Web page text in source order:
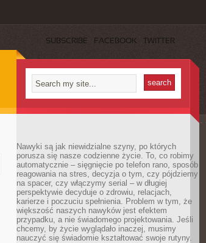
SUBSCRIBE FACEBOOK TWITTER
Nawyki są jak niewidzialne szyny, po których
porusza się nasze codzienne życie. To, co robimy
automatycznie – sięgnięcie po telefon rano, sposób
reagowania na stres, decyzja o tym, czy pójdziemy
na spacer, czy włączymy serial – w długiej
perspektywie decyduje o zdrowiu, relacjach,
karierze i poczuciu spełnienia. Problem w tym, że
większość naszych nawyków jest efektem
przypadku, a nie świadomego projektowania. Jeśli
chcemy, by życie wyglądało inaczej, musimy
nauczyć się świadomie kształtować swoje rutyny.